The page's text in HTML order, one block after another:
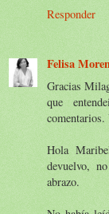
Responder
Felisa
Gracias
que
comentarios.
Hola
devuelvo,
abrazo.